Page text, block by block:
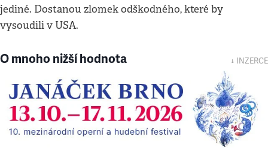
jediné. Dostanou zlomek odškodného, které by
vysoudili v USA.
O mnoho nižší hodnota ↓ INZERCE